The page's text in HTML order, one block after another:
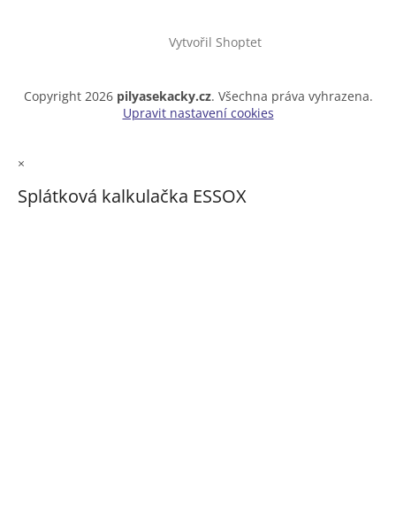
Vytvořil Shoptet
Copyright 2026 pilyasekacky.cz. Všechna práva vyhrazena.
Upravit nastavení cookies
×
Splátková kalkulačka ESSOX